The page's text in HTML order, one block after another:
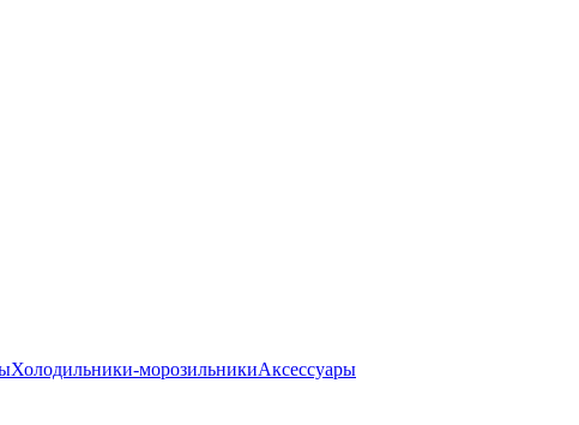
Холодильники-морозильникиАксессуары